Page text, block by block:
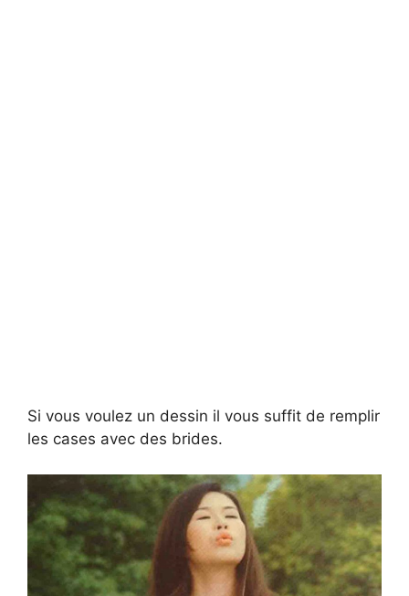
Si vous voulez un dessin il vous suffit de remplir
les cases avec des brides.